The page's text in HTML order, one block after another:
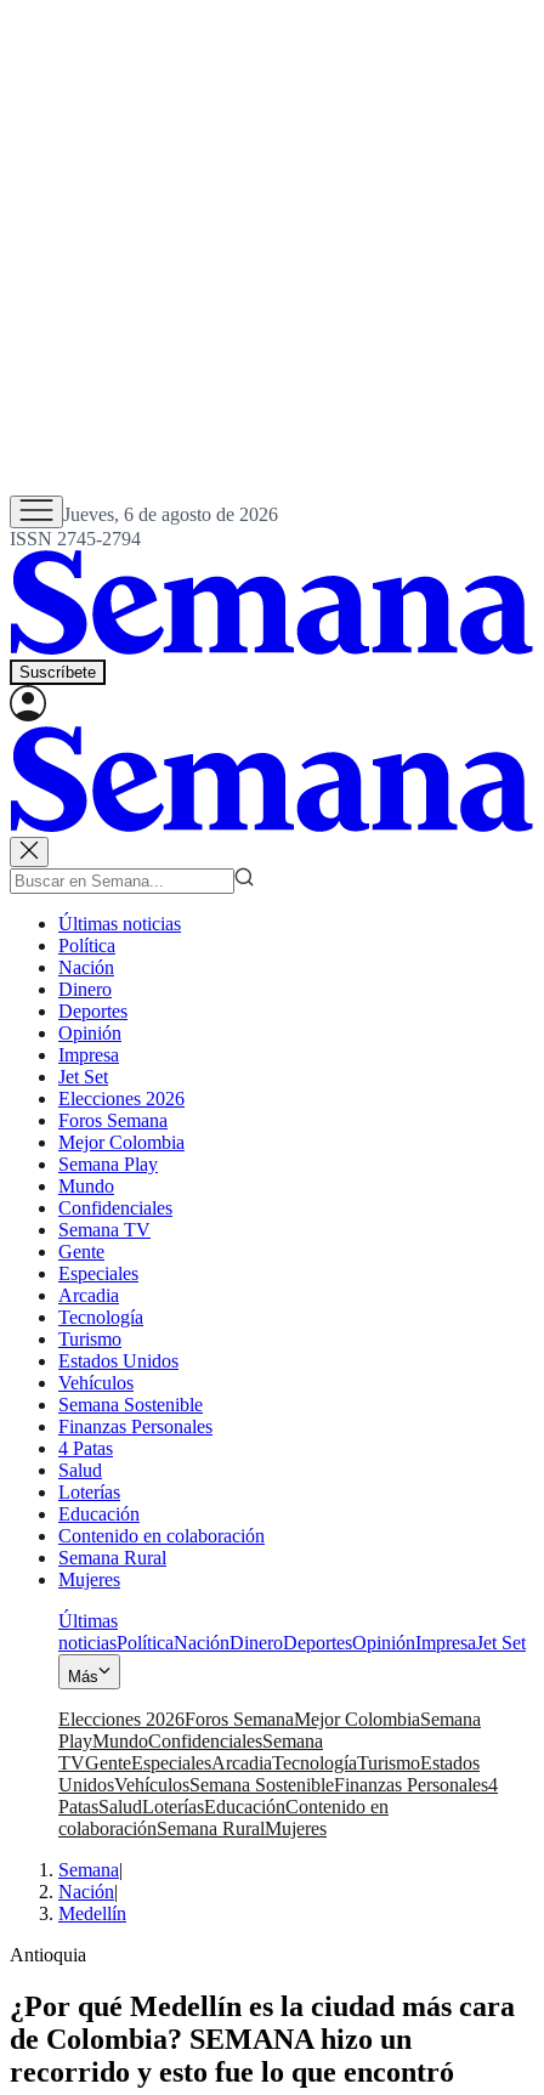
Jueves, 6 de agosto de 2026
ISSN 2745-2794
Suscríbete
Últimas noticias
Política
Nación
Dinero
Deportes
Opinión
Impresa
Jet Set
Elecciones 2026
Foros Semana
Mejor Colombia
Semana Play
Mundo
Confidenciales
Semana TV
Gente
Especiales
Arcadia
Tecnología
Turismo
Estados Unidos
Vehículos
Semana Sostenible
Finanzas Personales
4 Patas
Salud
Loterías
Educación
Contenido en colaboración
Semana Rural
Mujeres
Últimas
noticiasPolíticaNaciónDineroDeportesOpiniónImpresaJet Set
Más
Elecciones 2026Foros SemanaMejor ColombiaSemana
PlayMundoConfidencialesSemana
TVGenteEspecialesArcadiaTecnologíaTurismoEstados
UnidosVehículosSemana SostenibleFinanzas Personales4
PatasSaludLoteríasEducaciónContenido en
colaboraciónSemana RuralMujeres
Semana|
Nación|
Medellín
Antioquia
¿Por qué Medellín es la ciudad más cara
de Colombia? SEMANA hizo un
recorrido y esto fue lo que encontró